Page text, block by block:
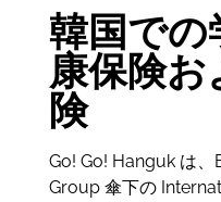
韓国での
康保険
険
Go! Go! Hanguk は
Group 傘下の